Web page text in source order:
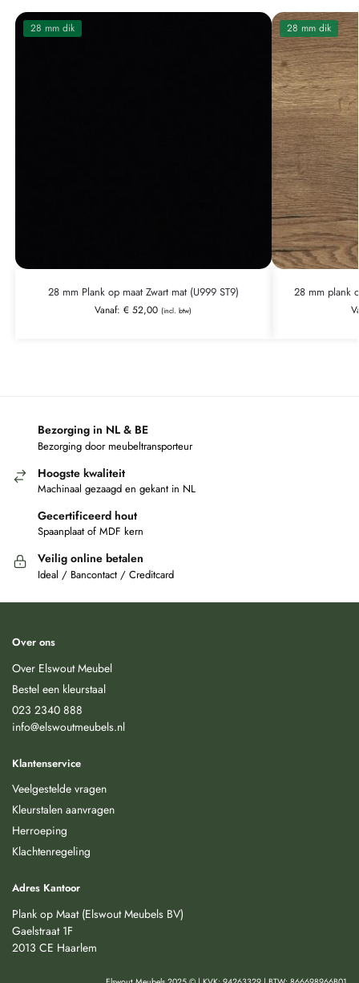
28 mm dik
28 mm Plank op maat Zwart mat (U999 ST9)
Vanaf:€ 52,00 (incl. btw)
28 mm dik
28 mm plank
Bezorging in NL & BE
Bezorging door meubeltransporteur
Hoogste kwaliteit
Machinaal gezaagd en gekant in NL
Gecertificeerd hout
Spaanplaat of MDF kern
Veilig online betalen
Ideal / Bancontact / Creditcard
Over ons
Over Elswout Meubel
Bestel een kleurstaal
023 2340 888
info@elswoutmeubels.nl
Klantenservice
Veelgestelde vragen
Kleurstalen aanvragen
Herroeping
Klachtenregeling
Adres Kantoor
Plank op Maat (Elswout Meubels BV)
Gaelstraat 1F
2013 CE Haarlem